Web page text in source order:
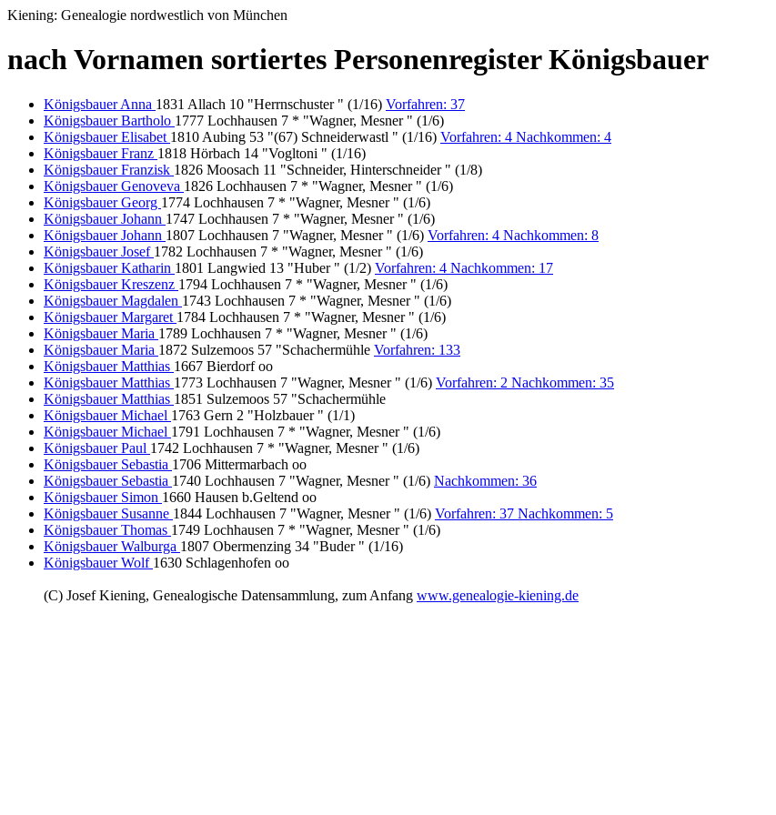
Kiening: Genealogie nordwestlich von München
nach Vornamen sortiertes Personenregister Königsbauer
Königsbauer Anna 1831 Allach 10 "Herrnschuster " (1/16) Vorfahren: 37
Königsbauer Bartholo 1777 Lochhausen 7 * "Wagner, Mesner " (1/6)
Königsbauer Elisabet 1810 Aubing 53 "(67) Schneiderwastl " (1/16) Vorfahren: 4 Nachkommen: 4
Königsbauer Franz 1818 Hörbach 14 "Vogltoni " (1/16)
Königsbauer Franzisk 1826 Moosach 11 "Schneider, Hinterschneider " (1/8)
Königsbauer Genoveva 1826 Lochhausen 7 * "Wagner, Mesner " (1/6)
Königsbauer Georg 1774 Lochhausen 7 * "Wagner, Mesner " (1/6)
Königsbauer Johann 1747 Lochhausen 7 * "Wagner, Mesner " (1/6)
Königsbauer Johann 1807 Lochhausen 7 "Wagner, Mesner " (1/6) Vorfahren: 4 Nachkommen: 8
Königsbauer Josef 1782 Lochhausen 7 * "Wagner, Mesner " (1/6)
Königsbauer Katharin 1801 Langwied 13 "Huber " (1/2) Vorfahren: 4 Nachkommen: 17
Königsbauer Kreszenz 1794 Lochhausen 7 * "Wagner, Mesner " (1/6)
Königsbauer Magdalen 1743 Lochhausen 7 * "Wagner, Mesner " (1/6)
Königsbauer Margaret 1784 Lochhausen 7 * "Wagner, Mesner " (1/6)
Königsbauer Maria 1789 Lochhausen 7 * "Wagner, Mesner " (1/6)
Königsbauer Maria 1872 Sulzemoos 57 "Schachermühle Vorfahren: 133
Königsbauer Matthias 1667 Bierdorf oo
Königsbauer Matthias 1773 Lochhausen 7 "Wagner, Mesner " (1/6) Vorfahren: 2 Nachkommen: 35
Königsbauer Matthias 1851 Sulzemoos 57 "Schachermühle
Königsbauer Michael 1763 Gern 2 "Holzbauer " (1/1)
Königsbauer Michael 1791 Lochhausen 7 * "Wagner, Mesner " (1/6)
Königsbauer Paul 1742 Lochhausen 7 * "Wagner, Mesner " (1/6)
Königsbauer Sebastia 1706 Mittermarbach oo
Königsbauer Sebastia 1740 Lochhausen 7 "Wagner, Mesner " (1/6) Nachkommen: 36
Königsbauer Simon 1660 Hausen b.Geltend oo
Königsbauer Susanne 1844 Lochhausen 7 "Wagner, Mesner " (1/6) Vorfahren: 37 Nachkommen: 5
Königsbauer Thomas 1749 Lochhausen 7 * "Wagner, Mesner " (1/6)
Königsbauer Walburga 1807 Obermenzing 34 "Buder " (1/16)
Königsbauer Wolf 1630 Schlagenhofen oo
(C) Josef Kiening, Genealogische Datensammlung, zum Anfang www.genealogie-kiening.de